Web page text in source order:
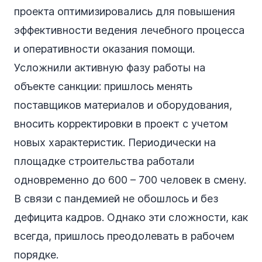
проекта оптимизировались для повышения
эффективности ведения лечебного процесса
и оперативности оказания помощи.
Усложнили активную фазу работы на
объекте санкции: пришлось менять
поставщиков материалов и оборудования,
вносить корректировки в проект с учетом
новых характеристик. Периодически на
площадке строительства работали
одновременно до 600 – 700 человек в смену.
В связи с пандемией не обошлось и без
дефицита кадров. Однако эти сложности, как
всегда, пришлось преодолевать в рабочем
порядке.